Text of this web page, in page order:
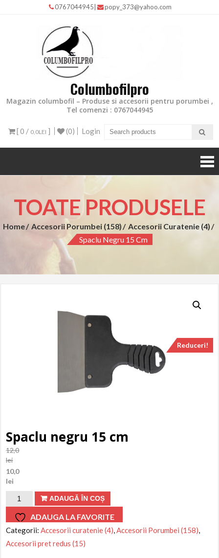
0767044945 popy_373@yahoo.com
Columbofilpro
Magazin columbofil – Produse si accesorii pentru porumbei ,
Tel comenzi : 0767044945
[ 0 / 0,0LEI ] (0) Login
TOATE PRODUSELE
Home Accesorii Porumbei (158)
Accesorii Curatenie (4)
Spaclu Negru 15 Cm
Reduceri!
Spaclu negru 15 cm
12,0
lei
Prețul
inițial
a
fost:
10,0
lei
Prețul
curent
10,0lei.
Cantitate
negru
ADAUGĂ ÎN COȘ
ADAUGA LA FAVORITE
Categorii:Accesorii curatenie (4),Accesorii Porumbei (158),
Accesorii pret redus (15)